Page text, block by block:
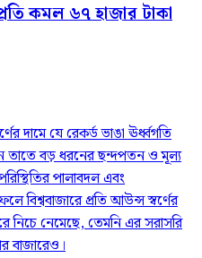
কমল ৬৭ হাজার টাকা
দামে যে রেকর্ড ভাঙা ঊর্ধ্বগতি
তাতে বড় ধরনের ছন্দপতন ও মূল্য
পালাবদল এবং
বিশ্ববাজারে প্রতি আউন্স স্বর্ণের
নিচে নেমেছে, তেমনি এর সরাসরি
বাজারেও।